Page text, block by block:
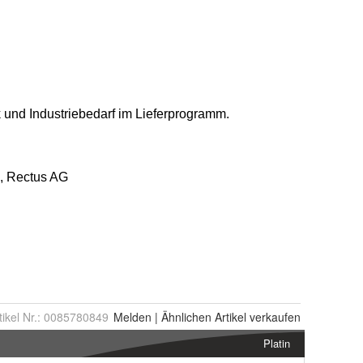
Nr.: 0085780849 Melden | Ähnlichen Artikel verkaufen
Platin